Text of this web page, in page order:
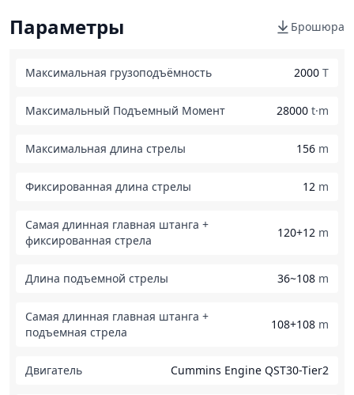
Параметры Брошюра
Максимальная грузоподъёмность 2000 T
Максимальный Подъемный Момент 28000 t·m
Максимальная длина стрелы 156 m
Фиксированная длина стрелы 12 m
Самая длинная главная штанга +
фиксированная стрела
120+12 m
Длина подъемной стрелы 36~108 m
Самая длинная главная штанга +
подъемная стрела
108+108 m
Двигатель Cummins Engine QST30-Tier2